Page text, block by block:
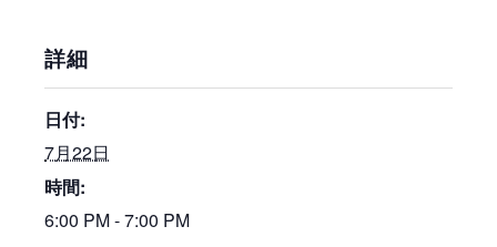
詳細
日付:
7月22日
時間:
6:00 PM - 7:00 PM